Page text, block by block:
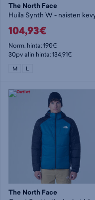
The North Face
104,93€
Norm. hinta:190€
30pv alin hinta: 134,91€
M L
The North Face